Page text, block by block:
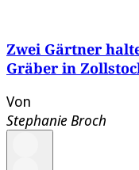
Zwei Gärtner
Gräber in
Von
Stephanie Broch